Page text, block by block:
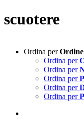
scuotere
Ordina per
Ordina per
Ordina per
Ordina per
Ordina per
Ordina per